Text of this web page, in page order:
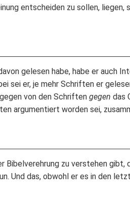
entscheiden zu sollen, liegen,
gelesen habe, habe er auch
sei er, je mehr Schriften er
von den Schriften gegen das
argumentiert worden sei,
Bibelverehrung zu verstehen gibt,
Und das, obwohl er es in den